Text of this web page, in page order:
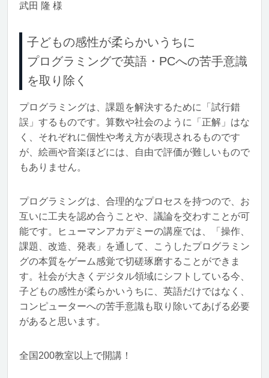
武田 隆 様
子どもの感性が柔らかいうちに
プログラミングで英語・PCへの苦手意識
を取り除く
プログラミングは、課題を解決するために「試行錯
誤」するものです。算数や社会のように「正解」はな
く、それぞれに個性や考え方が表現されるものです
が、絵画や音楽ほどには、自由で評価が難しいもので
もありません。
プログラミングは、合理的なプロセスを持つので、お
互いに工夫を認め合うことや、議論を交わすことが可
能です。ヒューマンアカデミーの講座では、「操作、
課題、改造、発表」を通して、こうしたプログラミン
グの本質をゲーム感覚で切磋琢磨することができま
す。社会が大きくデジタル領域にシフトしている今、
子どもの感性が柔らかいうちに、英語だけではなく、
コンピューターへの苦手意識も取り除いてあげる必要
があると思います。
全国200教室以上で開講！